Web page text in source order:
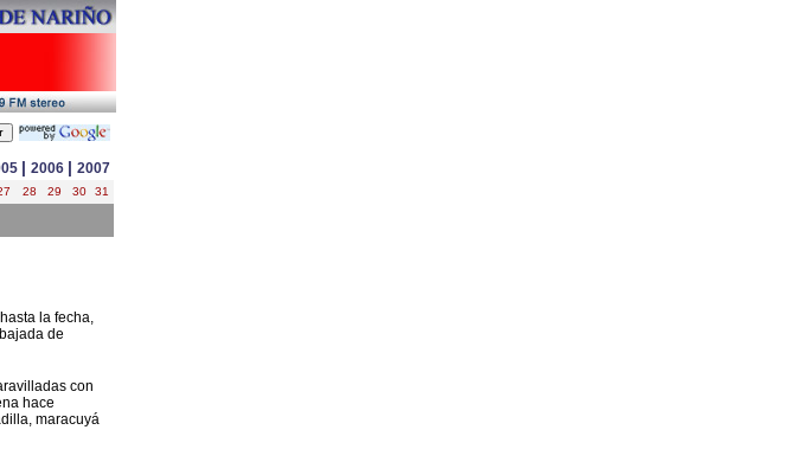
| 2006 | 2007
28 29 30 31
la fecha,
de
con
hace
maracuyá